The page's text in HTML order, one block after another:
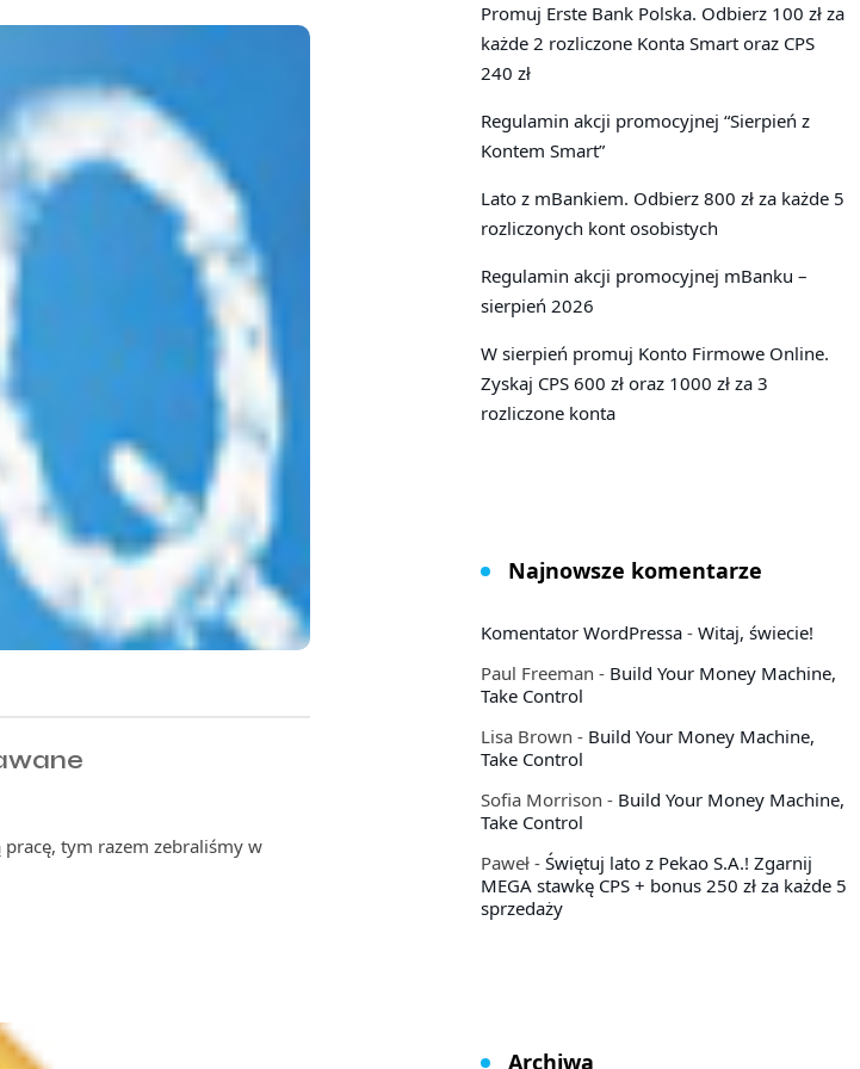
pracę, tym razem zebraliśmy w
Promuj Erste Bank Polska. Odbierz 100 zł za
każde 2 rozliczone Konta Smart oraz CPS
240 zł
Regulamin akcji promocyjnej “Sierpień z
Kontem Smart”
Lato z mBankiem. Odbierz 800 zł za każde 5
rozliczonych kont osobistych
Regulamin akcji promocyjnej mBanku –
sierpień 2026
W sierpień promuj Konto Firmowe Online.
Zyskaj CPS 600 zł oraz 1000 zł za 3
rozliczone konta
Najnowsze komentarze
Komentator WordPressa- Witaj, świecie!
Paul Freeman - Build Your Money Machine,
Take Control
Lisa Brown - Build Your Money Machine,
Take Control
Sofia Morrison - Build Your Money Machine,
Take Control
Paweł- Świętuj lato z Pekao S.A.! Zgarnij
MEGA stawkę CPS + bonus 250 zł za każde 5
sprzedaży
Archiwa